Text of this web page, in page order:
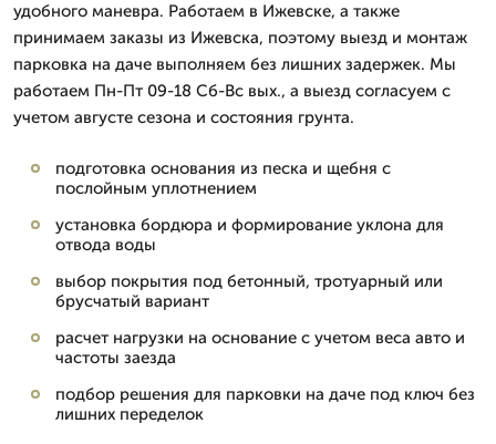
удобного маневра. Работаем в Ижевске, а также
принимаем заказы из Ижевска, поэтому выезд и монтаж
парковка на даче выполняем без лишних задержек. Мы
работаем Пн-Пт 09-18 Сб-Вс вых., а выезд согласуем с
учетом августе сезона и состояния грунта.
подготовка основания из песка и щебня с
послойным уплотнением
установка бордюра и формирование уклона для
отвода воды
выбор покрытия под бетонный, тротуарный или
брусчатый вариант
расчет нагрузки на основание с учетом веса авто и
частоты заезда
подбор решения для парковки на даче под ключ без
лишних переделок